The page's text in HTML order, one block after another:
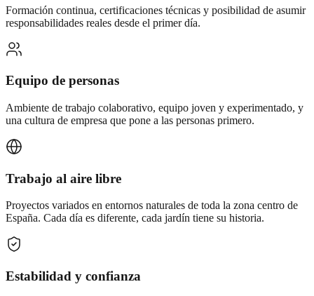
Formación continua, certificaciones técnicas y posibilidad de asumir
responsabilidades reales desde el primer día.
Equipo de personas
Ambiente de trabajo colaborativo, equipo joven y experimentado, y
una cultura de empresa que pone a las personas primero.
Trabajo al aire libre
Proyectos variados en entornos naturales de toda la zona centro de
España. Cada día es diferente, cada jardín tiene su historia.
Estabilidad y confianza